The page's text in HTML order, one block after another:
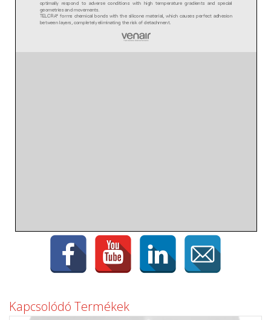
Kapcsolódó Termékek